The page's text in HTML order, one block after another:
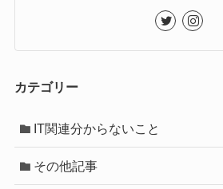
カテゴリー
IT関連分からないこと
その他記事